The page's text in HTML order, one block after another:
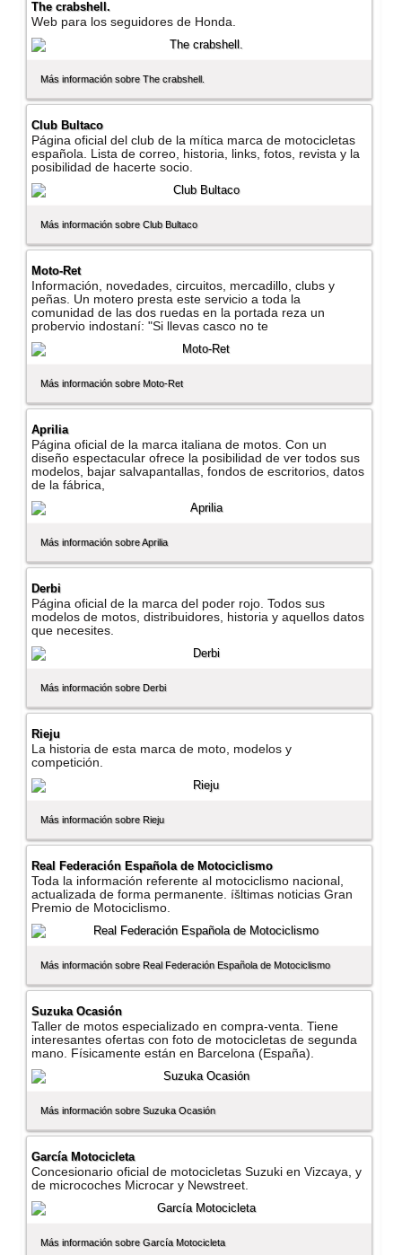
The crabshell.
Web para los seguidores de Honda.
Más información sobre The crabshell.
Club Bultaco
Página oficial del club de la mí­tica marca de motocicletas
española. Lista de correo, historia, links, fotos, revista y la
posibilidad de hacerte socio.
Más información sobre Club Bultaco
Moto-Ret
Información, novedades, circuitos, mercadillo, clubs y
peñas. Un motero presta este servicio a toda la
comunidad de las dos ruedas en la portada reza un
probervio indostaní­: "Si llevas casco no te
Más información sobre Moto-Ret
Aprilia
Página oficial de la marca italiana de motos. Con un
diseño espectacular ofrece la posibilidad de ver todos sus
modelos, bajar salvapantallas, fondos de escritorios, datos
de la fábrica,
Más información sobre Aprilia
Derbi
Página oficial de la marca del poder rojo. Todos sus
modelos de motos, distribuidores, historia y aquellos datos
que necesites.
Más información sobre Derbi
Rieju
La historia de esta marca de moto, modelos y
competición.
Más información sobre Rieju
Real Federación Española de Motociclismo
Toda la información referente al motociclismo nacional,
actualizada de forma permanente. íšltimas noticias Gran
Premio de Motociclismo.
Más información sobre Real Federación Española de Motociclismo
Suzuka Ocasión
Taller de motos especializado en compra-venta. Tiene
interesantes ofertas con foto de motocicletas de segunda
mano. Fí­sicamente están en Barcelona (España).
Más información sobre Suzuka Ocasión
Garcí­a Motocicleta
Concesionario oficial de motocicletas Suzuki en Vizcaya, y
de microcoches Microcar y Newstreet.
Más información sobre Garcí­a Motocicleta